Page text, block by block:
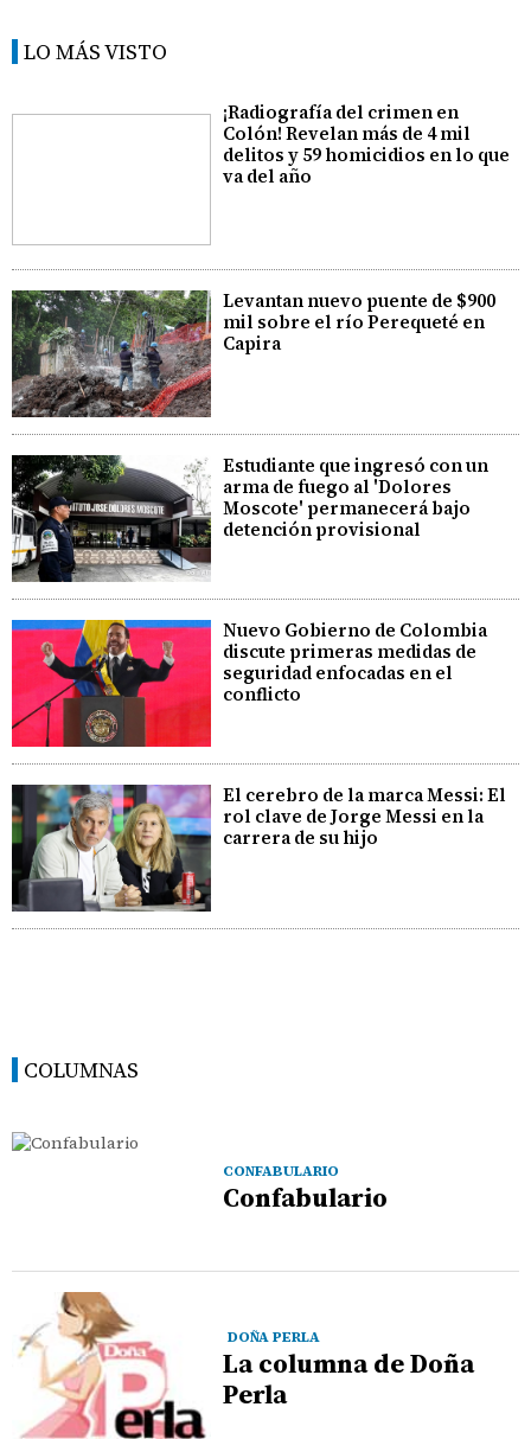
LO MÁS VISTO
¡Radiografía del crimen en
Colón! Revelan más de 4 mil
delitos y 59 homicidios en lo que
va del año
Levantan nuevo puente de $900
mil sobre el río Perequeté en
Capira
Estudiante que ingresó con un
arma de fuego al 'Dolores
Moscote' permanecerá bajo
detención provisional
Nuevo Gobierno de Colombia
discute primeras medidas de
seguridad enfocadas en el
conflicto
El cerebro de la marca Messi: El
rol clave de Jorge Messi en la
carrera de su hijo
COLUMNAS
CONFABULARIO
Confabulario
DOÑA PERLA
La columna de Doña
Perla